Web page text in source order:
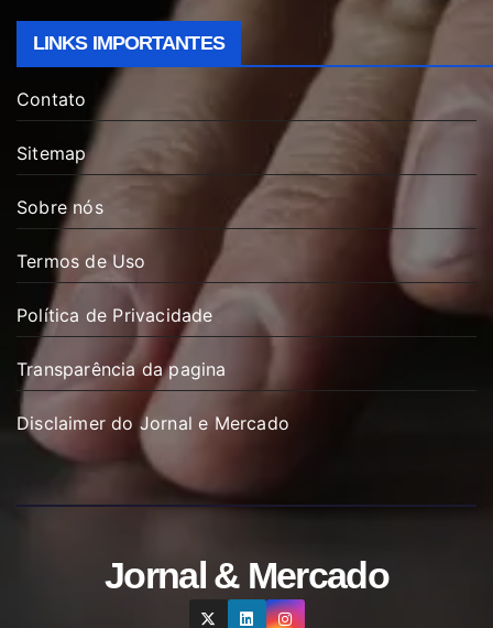
LINKS IMPORTANTES
Contato
Sitemap
Sobre nós
Termos de Uso
Política de Privacidade
Transparência da pagina
Disclaimer do Jornal e Mercado
Jornal & Mercado